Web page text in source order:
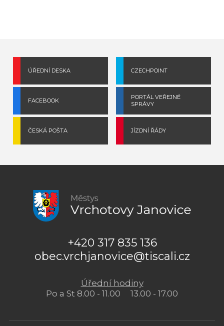
ÚŘEDNÍ DESKA CZECHPOINT
FACEBOOK
PORTÁL VEŘEJNÉ
SPRÁVY
ČESKÁ POŠTA JÍZDNÍ ŘÁDY
+420 317 835 136
obec.vrchjanovice@tiscali.cz
Úřední hodiny
Po a St 8.00 - 11.00 13.00 - 17.00